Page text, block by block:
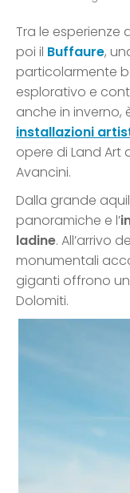
Tra le esperienze
poi il Buffaure,
particolarmente
esplorativo e
anche in inverno,
installazioni
opere di Land Art
Avancini.
Dalla grande
panoramiche e l’
ladine. All’arrivo
monumentali
giganti offrono
Dolomiti.